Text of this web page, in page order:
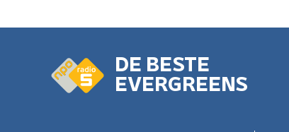
DE BESTE
EVERGREENS